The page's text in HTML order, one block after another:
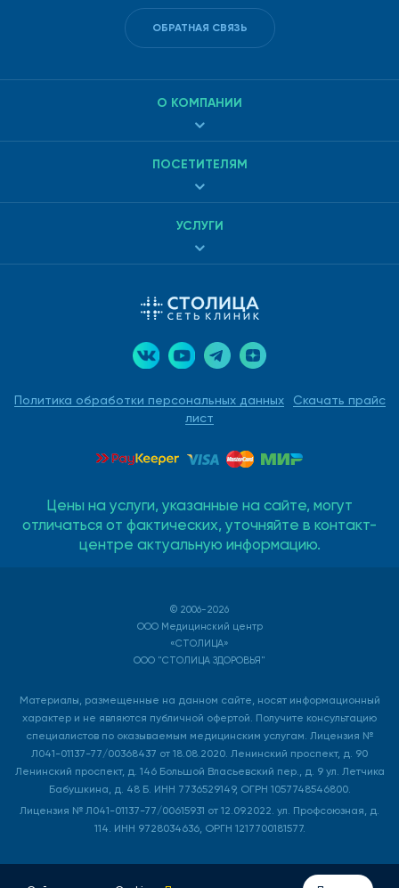
Политика обработки персональных данных
Скачать прайс
лист
О КОМПАНИИ
ПОСЕТИТЕЛЯМ
УСЛУГИ
ОБРАТНАЯ СВЯЗЬ
Цены на услуги, указанные на сайте, могут
отличаться от фактических, уточняйте в контакт-
центре актуальную информацию.
© 2006-2026
ООО Медицинский центр
«СТОЛИЦА»
ООО "СТОЛИЦА ЗДОРОВЬЯ"
Материалы, размещенные на данном сайте, носят информационный
характер и не являются публичной офертой. Получите консультацию
специалистов по оказываемым медицинским услугам. Лицензия №
Л041-01137-77/00368437 от 18.08.2020. Ленинский проспект, д. 90
Ленинский проспект, д. 146 Большой Власьевский пер., д. 9 ул. Летчика
Бабушкина, д. 48 Б. ИНН 7736529149, ОГРН 1057748546800.
Лицензия № Л041-01137-77/00615931 от 12.09.2022. ул. Профсоюзная, д.
114. ИНН 9728034636, ОРГН 1217700181577.